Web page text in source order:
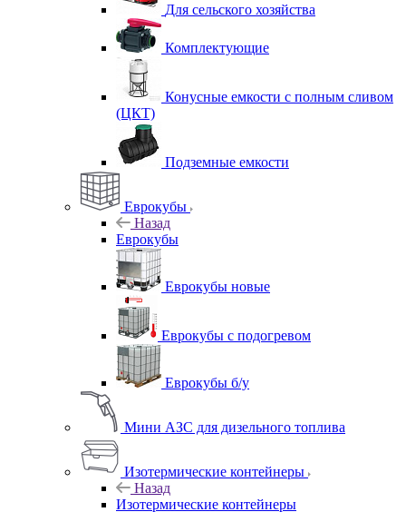
Для сельского хозяйства
Комплектующие
Конусные емкости с полным сливом
(ЦКТ)
Подземные емкости
Еврокубы
Назад
Еврокубы
Еврокубы новые
Еврокубы с подогревом
Еврокубы б/у
Мини АЗС для дизельного топлива
Изотермические контейнеры
Назад
Изотермические контейнеры